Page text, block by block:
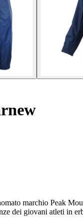
marchio Peak
dei giovani atleti in